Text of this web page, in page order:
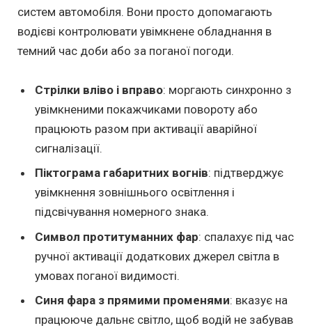
систем автомобіля. Вони просто допомагають
водієві контролювати увімкнене обладнання в
темний час доби або за поганої погоди.
Стрілки вліво і вправо: моргають синхронно з
увімкненими покажчиками повороту або
працюють разом при активації аварійної
сигналізації.
Піктограма габаритних вогнів: підтверджує
увімкнення зовнішнього освітлення і
підсвічування номерного знака.
Символ протитуманних фар: спалахує під час
ручної активації додаткових джерел світла в
умовах поганої видимості.
Синя фара з прямими променями: вказує на
працююче дальнє світло, щоб водій не забував